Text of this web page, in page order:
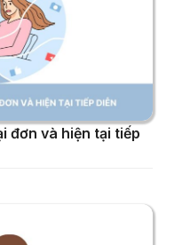
đơn và hiện tại tiếp